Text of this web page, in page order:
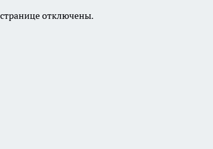
отключены.